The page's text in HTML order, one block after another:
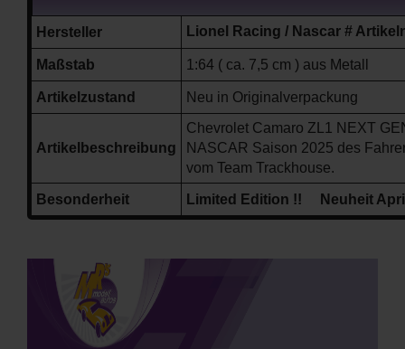
Hersteller Lionel Racing / Nascar #
Maßstab 1:64 ( ca. 7,5 cm ) aus Metall
Artikelzustand Neu in Originalverpackung
Artikelbeschreibung
Chevrolet Camaro ZL1
NEXT
NASCAR Saison 2025 des
vom Team Trackhouse.
Besonderheit Limited Edition !! Neuheit